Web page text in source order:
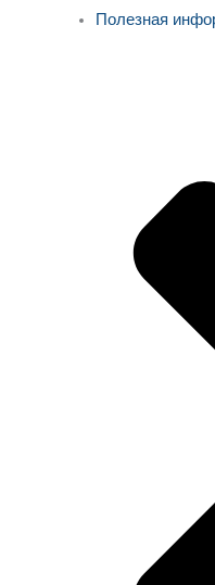
Полезная